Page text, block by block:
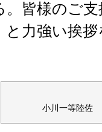
。皆様のご
と力強い挨
小川一等陸佐